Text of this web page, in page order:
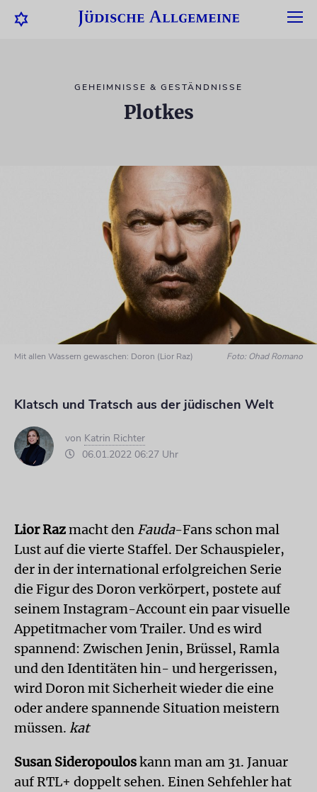
GEHEIMNISSE & GESTÄNDNISSE
Plotkes
Mit allen Wassern gewaschen: Doron (Lior Raz) Foto: Ohad Romano
Klatsch und Tratsch aus der jüdischen Welt
von Katrin Richter
06.01.2022 06:27 Uhr
Lior Razmacht den Fauda-Fans schon mal
Lust auf die vierte Staffel. Der Schauspieler,
der in der international erfolgreichen Serie
die Figur des Doron verkörpert, postete auf
seinem Instagram-Account ein paar visuelle
Appetitmacher vom Trailer. Und es wird
spannend: Zwischen Jenin, Brüssel, Ramla
und den Identitäten hin- und hergerissen,
wird Doron mit Sicherheit wieder die eine
oder andere spannende Situation meistern
müssen. kat
Susan Sideropouloskann man am 31. Januar
auf RTL+ doppelt sehen. Einen Sehfehler hat